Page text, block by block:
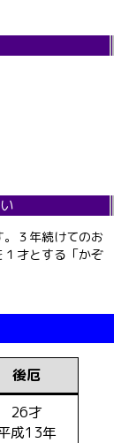
３年続けてのお
才とする「かぞ
後厄
26才
成13年